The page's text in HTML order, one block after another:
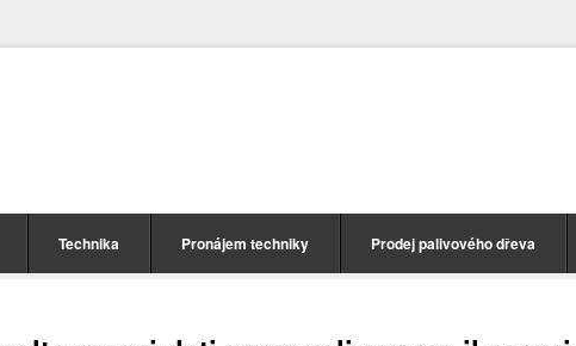
Technika Pronájem techniky Prodej palivového dřeva